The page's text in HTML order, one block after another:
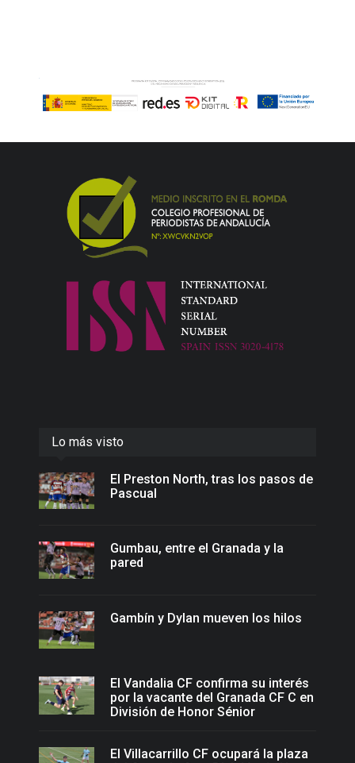
Lo más visto
El Preston North, tras los pasos de
Pascual
Gumbau, entre el Granada y la
pared
Gambín y Dylan mueven los hilos
El Vandalia CF confirma su interés
por la vacante del Granada CF C en
División de Honor Sénior
El Villacarrillo CF ocupará la plaza